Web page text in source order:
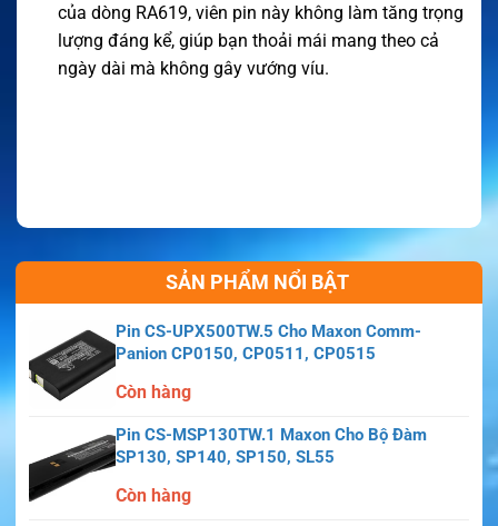
của dòng RA619, viên pin này không làm tăng trọng
lượng đáng kể, giúp bạn thoải mái mang theo cả
ngày dài mà không gây vướng víu.
SẢN PHẨM NỔI BẬT
Pin CS-UPX500TW.5 Cho Maxon Comm-
Panion CP0150, CP0511, CP0515
Còn hàng
Pin CS-MSP130TW.1 Maxon Cho Bộ Đàm
SP130, SP140, SP150, SL55
Còn hàng